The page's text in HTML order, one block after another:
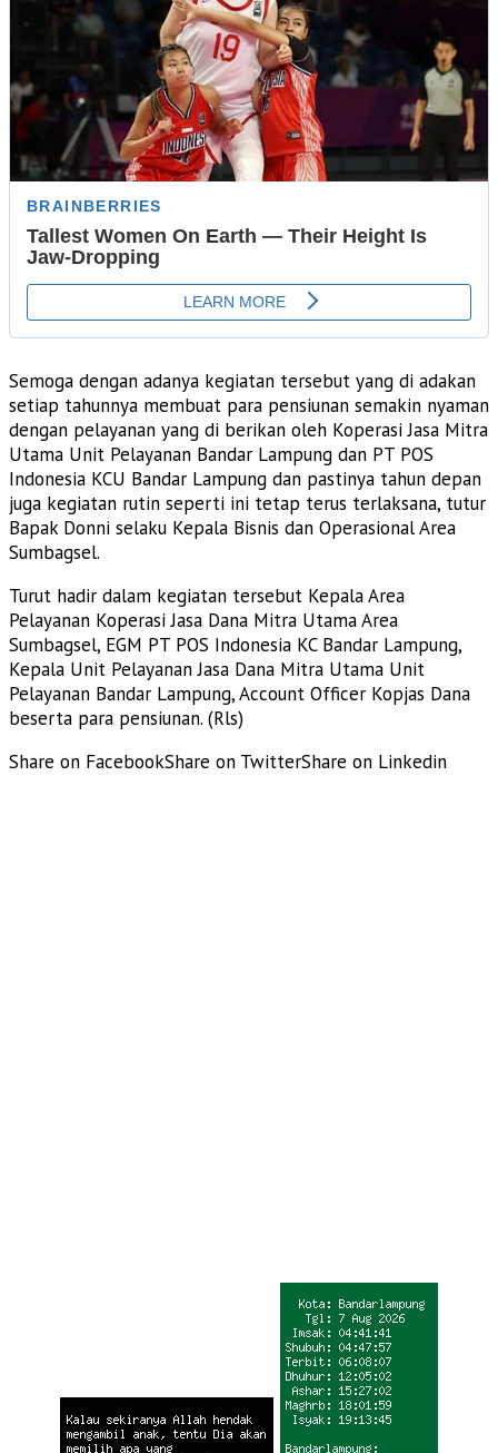
Semoga dengan adanya kegiatan tersebut yang di adakan
setiap tahunnya membuat para pensiunan semakin nyaman
dengan pelayanan yang di berikan oleh Koperasi Jasa Mitra
Utama Unit Pelayanan Bandar Lampung dan PT POS
Indonesia KCU Bandar Lampung dan pastinya tahun depan
juga kegiatan rutin seperti ini tetap terus terlaksana, tutur
Bapak Donni selaku Kepala Bisnis dan Operasional Area
Sumbagsel.
Turut hadir dalam kegiatan tersebut Kepala Area
Pelayanan Koperasi Jasa Dana Mitra Utama Area
Sumbagsel, EGM PT POS Indonesia KC Bandar Lampung,
Kepala Unit Pelayanan Jasa Dana Mitra Utama Unit
Pelayanan Bandar Lampung, Account Officer Kopjas Dana
beserta para pensiunan. (Rls)
Share on FacebookShare on TwitterShare on Linkedin